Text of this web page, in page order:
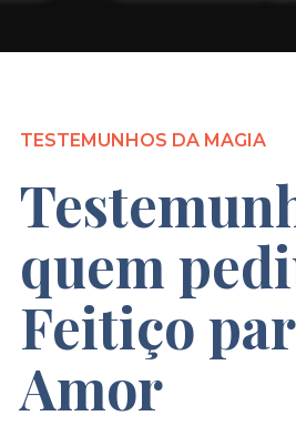
TESTEMUNHOS DA MAGIA
quem
Feitiço
Amor